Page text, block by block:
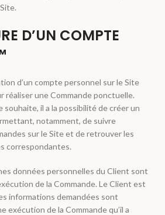
D’UN COMPTE
d’un compte personnel sur le Site
réaliser une Commande ponctuelle.
souhaite, il a la possibilité de créer un
notamment, de suivre
sur le Site et de retrouver les
correspondantes.
données personnelles du Client sont
de la Commande. Le Client est
informations demandées sont
exécution de la Commande qu’il a